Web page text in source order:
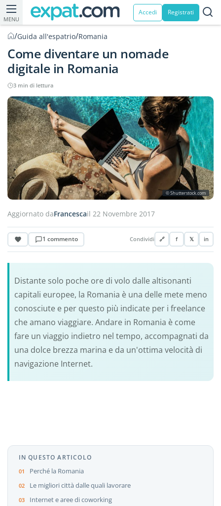
MENU
Accedi Registrati
/Guida all'espatrio/Romania
Come diventare un nomade
digitale in Romania
3 min di lettura
© Shutterstock.com
Aggiornato daFrancescail 22 Novembre 2017
1 commento Condividi 🔗 f 𝕏 in
Distante solo poche ore di volo dalle altisonanti
capitali europee, la Romania è una delle mete meno
conosciute e per questo più indicate per i freelance
che amano viaggiare. Andare in Romania è come
fare un viaggio indietro nel tempo, accompagnati da
una dolce brezza marina e da un'ottima velocità di
navigazione Internet.
IN QUESTO ARTICOLO
Perché la Romania
Le migliori città dalle quali lavorare
Internet e aree di coworking